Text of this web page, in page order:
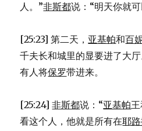
人。”非斯都说：“明天你就
[25:23] 第二天， 亚基帕和百
千夫长和城里的显要进了大
有人将保罗带进来。
[25:24]非斯都说：“亚基帕
看这个人，他就是所有在耶